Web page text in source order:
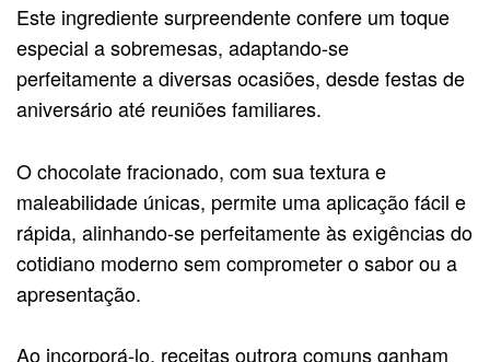
Este ingrediente surpreendente confere um toque
especial a sobremesas, adaptando-se
perfeitamente a diversas ocasiões, desde festas de
aniversário até reuniões familiares.
O chocolate fracionado, com sua textura e
maleabilidade únicas, permite uma aplicação fácil e
rápida, alinhando-se perfeitamente às exigências do
cotidiano moderno sem comprometer o sabor ou a
apresentação.
Ao incorporá-lo, receitas outrora comuns ganham